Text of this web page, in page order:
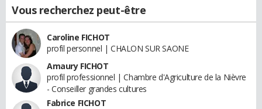
Vous recherchez peut-être
Caroline FICHOT
profil personnel | CHALON SUR SAONE
Amaury FICHOT
profil professionnel | Chambre d'Agriculture de la Nièvre
- Conseiller grandes cultures
Fabrice FICHOT